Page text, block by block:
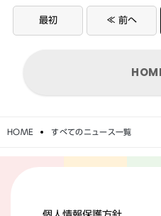
最初 ≪ 前へ
HOME すべてのニュース一覧